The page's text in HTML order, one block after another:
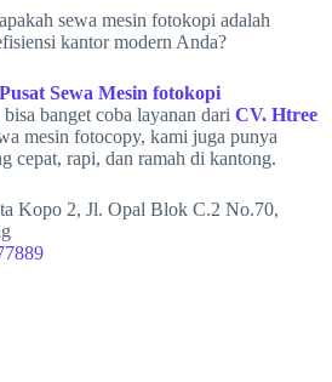
sewa mesin fotokopi adalah
kantor modern Anda?
Pusat Sewa Mesin fotokopi
banget coba layanan dari CV. Htree
mesin fotocopy, kami juga punya
cepat, rapi, dan ramah di kantong.
Kopo 2, Jl. Opal Blok C.2 No.70,